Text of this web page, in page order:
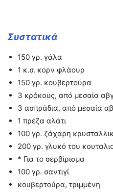
Συστατικά
150 γρ. γάλα
1 κ.σ. κορν φλάουρ
150 γρ. κουβερτούρα
3 κρόκους, από μεσαία
3 ασπράδια, από μεσαία
1 πρέζα αλάτι
100 γρ. ζάχαρη
200 γρ. γλυκό του
* Για το σερβίρισμα
100 γρ. σαντιγί
κουβερτούρα, τριμμένη